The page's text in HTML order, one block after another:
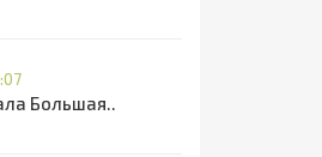
Большая..